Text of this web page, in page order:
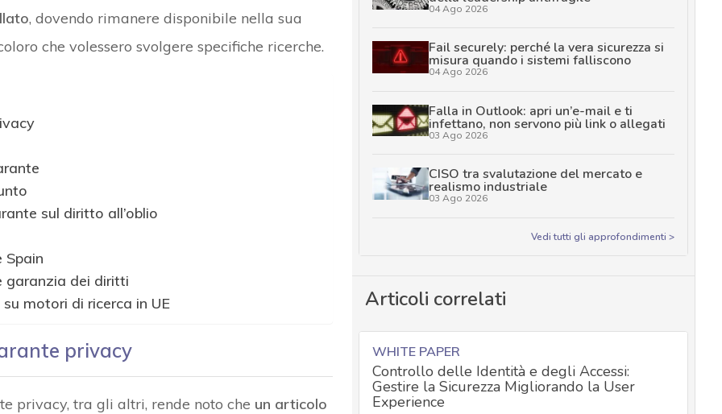
, dovendo rimanere disponibile nella sua
che volessero svolgere specifiche ricerche.
sul diritto all’oblio
Spain
garanzia dei diritti
motori di ricerca in UE
privacy
privacy, tra gli altri, rende noto che un articolo
04 Ago 2026
Fail securely: perché la vera sicurezza si
misura quando i sistemi falliscono
04 Ago 2026
Falla in Outlook: apri un’e-mail e ti
infettano, non servono più link o allegati
03 Ago 2026
CISO tra svalutazione del mercato e
realismo industriale
03 Ago 2026
Vedi tutti gli approfondimenti >
Articoli correlati
WHITE PAPER
Controllo delle Identità e degli Accessi:
Gestire la Sicurezza Migliorando la User
Experience